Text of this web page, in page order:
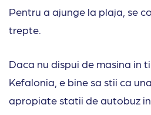
Pentru a ajunge la plaja, se
trepte.
Daca nu dispui de masina in
Kefalonia, e bine sa stii ca
apropiate statii de autobuz